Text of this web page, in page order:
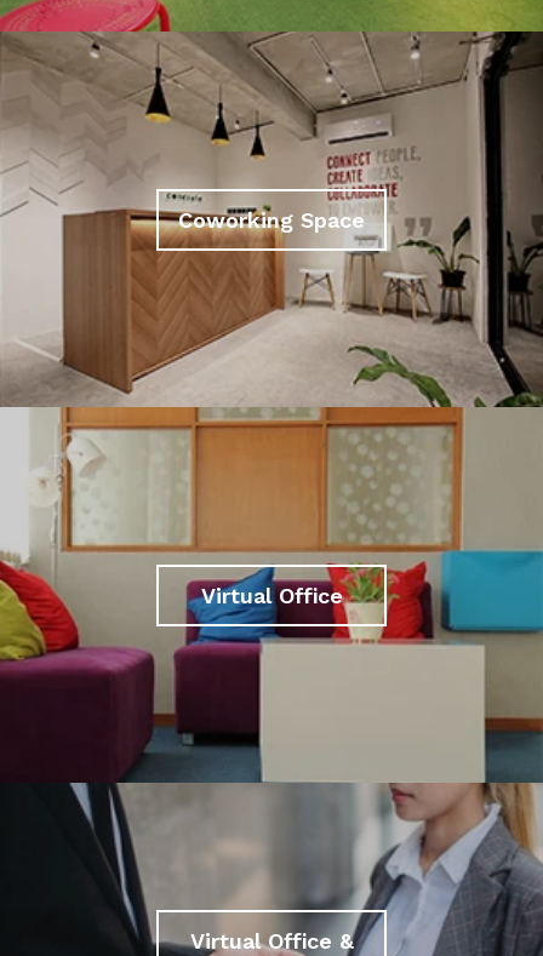
Coworking Space
Virtual Office
Virtual Office &